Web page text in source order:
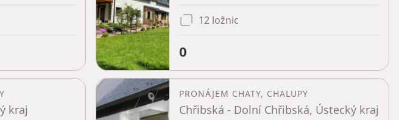
12 ložnic
0
kraj
PRONÁJEM CHATY, CHALUPY
Chřibská - Dolní Chřibská, Ústecký kraj